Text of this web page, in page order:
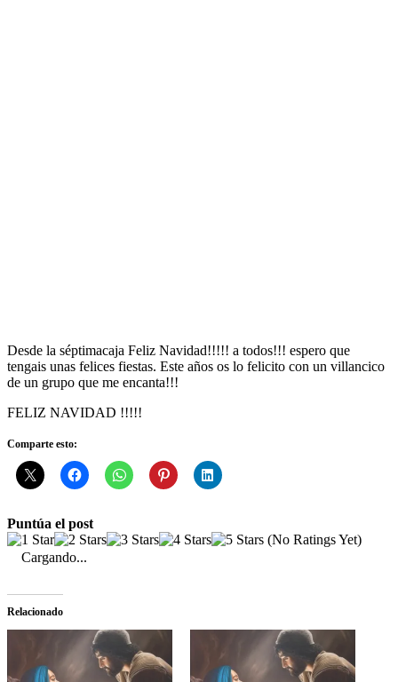
Desde la séptimacaja Feliz Navidad!!!!! a todos!!! espero que
tengais unas felices fiestas. Este años os lo felicito con un villancico
de un grupo que me encanta!!!
FELIZ NAVIDAD !!!!!
Comparte esto:
Puntúa el post
(No Ratings Yet)
Cargando...
Relacionado